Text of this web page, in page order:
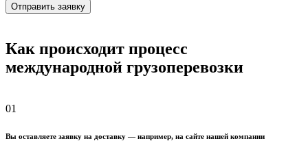
Отправить заявку
Как происходит процесс
международной грузоперевозки
01
Вы оставляете заявку на доставку — например, на сайте нашей компании